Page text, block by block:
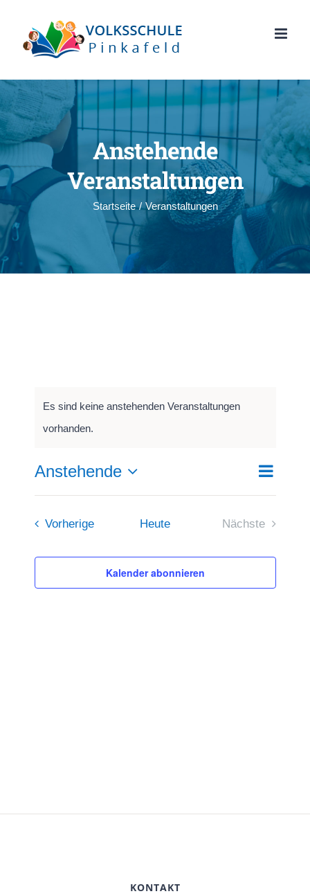
springen
Anstehende
Veranstaltungen
Startseite / Veranstaltungen
Es sind keine anstehenden Veranstaltungen
vorhanden.
Suche
und
Suche
Liste
Anstehende
Datum
wählen.
VorherigeVeranstaltungen
Heute
Nächste
Kalender abonnieren
KONTAKT